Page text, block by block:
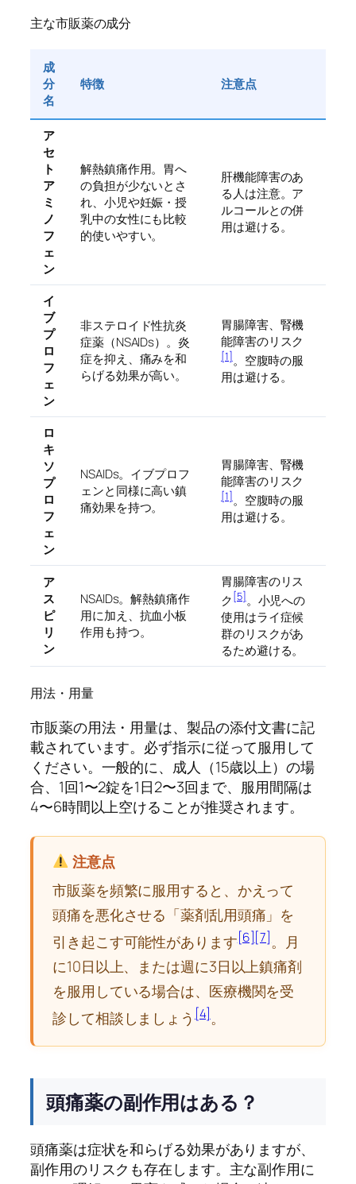
主な市販薬の成分
成
分
名
特徴 注意点
ア
セ
ト
ア
ミ
ノ
フ
ェ
ン
解熱鎮痛作用。胃へ
の負担が少ないとさ
れ、小児や妊娠・授
乳中の女性にも比較
的使いやすい。
肝機能障害のあ
る人は注意。ア
ルコールとの併
用は避ける。
イ
ブ
プ
ロ
フ
ェ
ン
非ステロイド性抗炎
症薬（NSAIDs）。炎
症を抑え、痛みを和
らげる効果が高い。
胃腸障害、腎機
能障害のリスク
[1]。空腹時の服
用は避ける。
ロ
キ
ソ
プ
ロ
フ
ェ
ン
NSAIDs。イブプロフ
ェンと同様に高い鎮
痛効果を持つ。
胃腸障害、腎機
能障害のリスク
[1]。空腹時の服
用は避ける。
ア
ス
ピ
リ
ン
NSAIDs。解熱鎮痛作
用に加え、抗血小板
作用も持つ。
胃腸障害のリス
ク [5]。小児への
使用はライ症候
群のリスクがあ
るため避ける。
用法・用量
市販薬の用法・用量は、製品の添付文書に記
載されています。必ず指示に従って服用して
ください。一般的に、成人（15歳以上）の場
合、1回1〜2錠を1日2〜3回まで、服用間隔は
4〜6時間以上空けることが推奨されます。
注意点
市販薬を頻繁に服用すると、かえって
頭痛を悪化させる「薬剤乱用頭痛」を
引き起こす可能性があります[6] [7]。月
に10日以上、または週に3日以上鎮痛剤
を服用している場合は、医療機関を受
診して相談しましょう [4]。
頭痛薬の副作用はある？
頭痛薬は症状を和らげる効果がありますが、
副作用のリスクも存在します。主な副作用に